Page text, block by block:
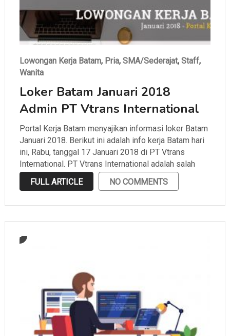
Lowongan Kerja Batam, Pria, SMA/Sederajat, Staff,
Wanita
Loker Batam Januari 2018
Admin PT Vtrans International
Portal Kerja Batam menyajikan informasi loker Batam
Januari 2018. Berikut ini adalah info kerja Batam hari
ini, Rabu, tanggal 17 Januari 2018 di PT Vtrans
International. PT Vtrans International adalah salah
satu perusahaan yang bergerak di bidang ekspedisi
yang berlokasi di Batu Ampar. Portal Kerja Batam …
FULL ARTICLE NO COMMENTS